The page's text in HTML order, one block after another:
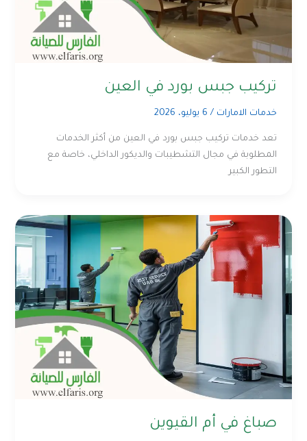
تركيب جبس بورد في العين
خدمات الامارات / 6 يوليو، 2026
تعد خدمات تركيب جبس بورد في العين من أكثر الخدمات
المطلوبة في مجال التشطيبات والديكور الداخلي، خاصة مع
التطور الكبير
صباغ في أم القيوين